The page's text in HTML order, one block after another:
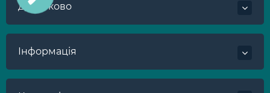
Додатково
Інформація